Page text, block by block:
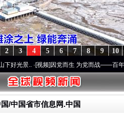
10
9
8
7
6
5
4
3
2
视频]因党而生 为党而战——百年“纪”事⑧加
/中国省市信息网.中国